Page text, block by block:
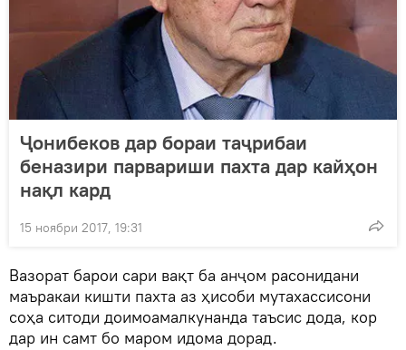
Ҷонибеков дар бораи таҷрибаи
беназири парвариши пахта дар кайҳон
нақл кард
15 ноябри 2017, 19:31
Вазорат барои сари вақт ба анҷом расонидани
маъракаи кишти пахта аз ҳисоби мутахассисони
соҳа ситоди доимоамалкунанда таъсис дода, кор
дар ин самт бо маром идома дорад.